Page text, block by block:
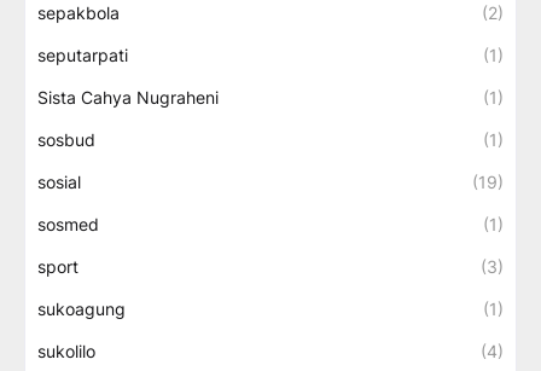
sepakbola (2)
seputarpati (1)
Sista Cahya Nugraheni (1)
sosbud (1)
sosial (19)
sosmed (1)
sport (3)
sukoagung (1)
sukolilo (4)